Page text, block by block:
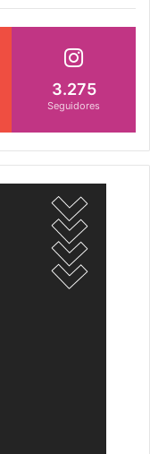
3.275
Seguidores